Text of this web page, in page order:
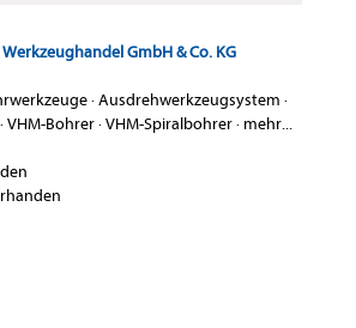
GmbH & Co. KG
·Ausdrehwerkzeugsystem ·
·VHM-Bohrer·VHM-Spiralbohrer· mehr...